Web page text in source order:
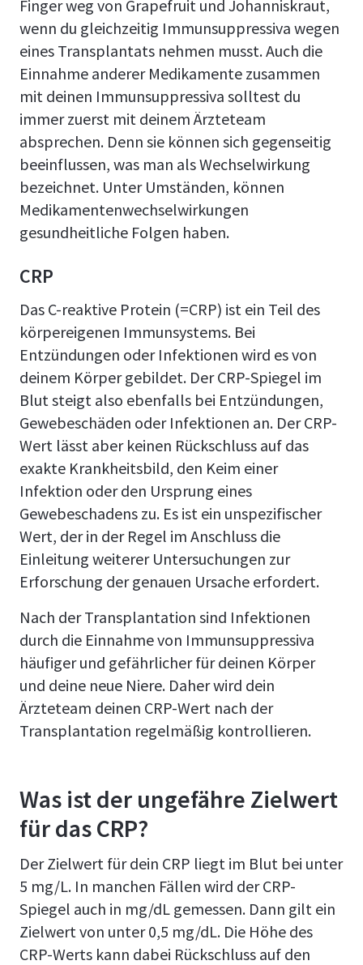
Finger weg von Grapefruit und Johanniskraut,
wenn du gleichzeitig Immunsuppressiva wegen
eines Transplantats nehmen musst. Auch die
Einnahme anderer Medikamente zusammen
mit deinen Immunsuppressiva solltest du
immer zuerst mit deinem Ärzteteam
absprechen. Denn sie können sich gegenseitig
beeinflussen, was man als Wechselwirkung
bezeichnet. Unter Umständen, können
Medikamentenwechselwirkungen
gesundheitliche Folgen haben.
CRP
Das C-reaktive Protein (=CRP) ist ein Teil des
körpereigenen Immunsystems. Bei
Entzündungen oder Infektionen wird es von
deinem Körper gebildet. Der CRP-Spiegel im
Blut steigt also ebenfalls bei Entzündungen,
Gewebeschäden oder Infektionen an. Der CRP-
Wert lässt aber keinen Rückschluss auf das
exakte Krankheitsbild, den Keim einer
Infektion oder den Ursprung eines
Gewebeschadens zu. Es ist ein unspezifischer
Wert, der in der Regel im Anschluss die
Einleitung weiterer Untersuchungen zur
Erforschung der genauen Ursache erfordert.
Nach der Transplantation sind Infektionen
durch die Einnahme von Immunsuppressiva
häufiger und gefährlicher für deinen Körper
und deine neue Niere. Daher wird dein
Ärzteteam deinen CRP-Wert nach der
Transplantation regelmäßig kontrollieren.
Was ist der ungefähre Zielwert
für das CRP?
Der Zielwert für dein CRP liegt im Blut bei unter
5 mg/L. In manchen Fällen wird der CRP-
Spiegel auch in mg/dL gemessen. Dann gilt ein
Zielwert von unter 0,5 mg/dL. Die Höhe des
CRP-Werts kann dabei Rückschluss auf den